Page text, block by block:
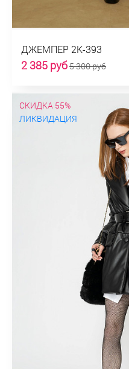
ДЖЕМПЕР 2К-393
2 385 руб5 300 руб
СКИДКА 55%
ЛИКВИДАЦИЯ